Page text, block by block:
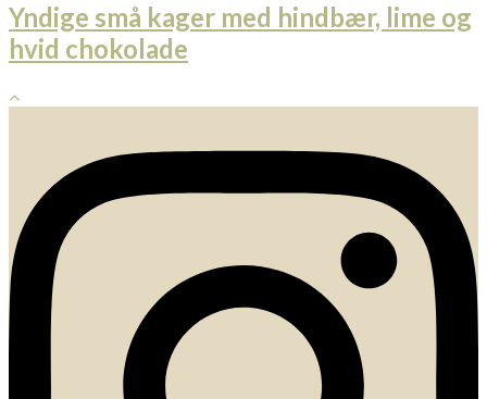
Yndige små kager med hindbær, lime og
hvid chokolade